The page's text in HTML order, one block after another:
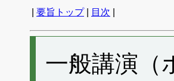
要旨トップ| 目次
一般講演（